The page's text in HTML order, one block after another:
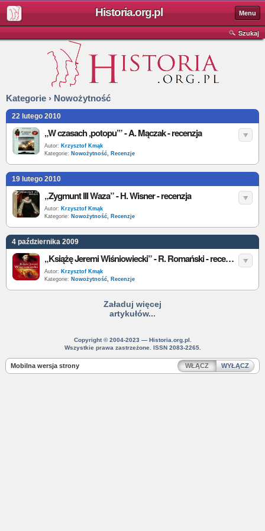
Historia.org.pl Menu
Szukaj
Kategorie › Nowożytność
22 lutego 2010
„W czasach ‚potopu’” - A. Mączak - recenzja
Autor: Krzysztof Kmąk
Kategorie: Nowożytność, Recenzje
19 lutego 2010
„Zygmunt III Waza” - H. Wisner - recenzja
Autor: Krzysztof Kmąk
Kategorie: Nowożytność, Recenzje
4 października 2009
„Książę Jeremi Wiśniowiecki” - R. Romański - recenzja
Autor: Krzysztof Kmąk
Kategorie: Nowożytność, Recenzje
Załaduj więcej
artykułów...
Copyright © 2004-2023 — Historia.org.pl.
Wszystkie prawa zastrzeżone. ISSN 2083-2265.
Mobilna wersja strony WŁĄCZ WYŁĄCZ